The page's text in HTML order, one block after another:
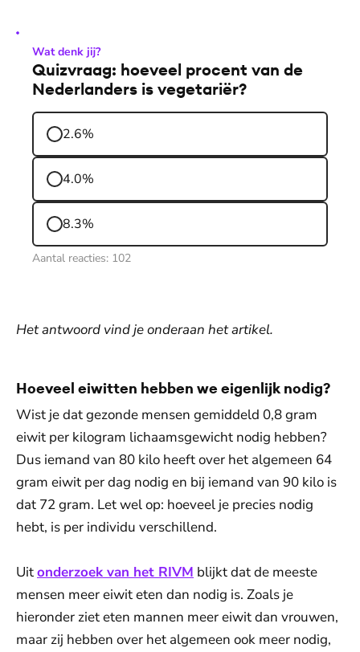
Wat denk jij?
Quizvraag: hoeveel procent van de
Nederlanders is vegetariër?
2.6%
4.0%
8.3%
Aantal reacties: 102
Het antwoord vind je onderaan het artikel.
Hoeveel eiwitten hebben we eigenlijk nodig?
Wist je dat gezonde mensen gemiddeld 0,8 gram
eiwit per kilogram lichaamsgewicht nodig hebben?
Dus iemand van 80 kilo heeft over het algemeen 64
gram eiwit per dag nodig en bij iemand van 90 kilo is
dat 72 gram. Let wel op: hoeveel je precies nodig
hebt, is per individu verschillend.
Uitonderzoek van het RIVM blijkt dat de meeste
mensen meer eiwit eten dan nodig is. Zoals je
hieronder ziet eten mannen meer eiwit dan vrouwen,
maar zij hebben over het algemeen ook meer nodig,